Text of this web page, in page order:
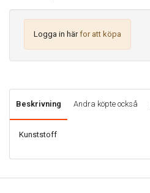
Logga in härfor att köpa
Beskrivning Andra köpte också
Kunststoff